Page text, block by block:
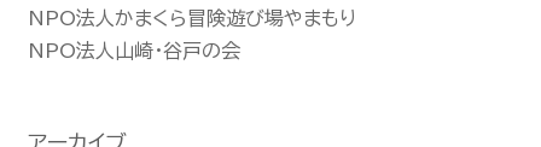
NPO法人かまくら冒険遊び場やまもり
NPO法人山崎・谷戸の会